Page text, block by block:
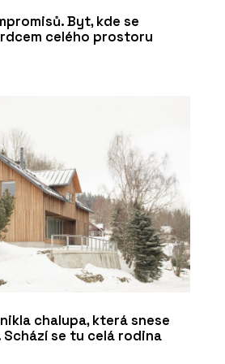
Byt, kde se
celého prostoru
chalupa, která snese
Schází se tu celá rodina